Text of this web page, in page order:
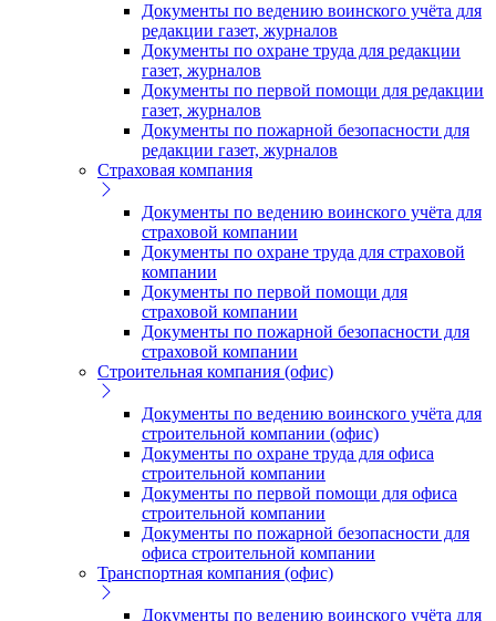
Документы по ведению воинского учёта для
редакции газет, журналов
Документы по охране труда для редакции
газет, журналов
Документы по первой помощи для редакции
газет, журналов
Документы по пожарной безопасности для
редакции газет, журналов
Страховая компания
Документы по ведению воинского учёта для
страховой компании
Документы по охране труда для страховой
компании
Документы по первой помощи для
страховой компании
Документы по пожарной безопасности для
страховой компании
Строительная компания (офис)
Документы по ведению воинского учёта для
строительной компании (офис)
Документы по охране труда для офиса
строительной компании
Документы по первой помощи для офиса
строительной компании
Документы по пожарной безопасности для
офиса строительной компании
Транспортная компания (офис)
Документы по ведению воинского учёта для